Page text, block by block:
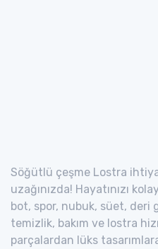
Söğütlü çeşme Lostra
uzağınızda! Hayatınızı
bot, spor, nubuk, süet, deri
temizlik, bakım ve lostra
parçalardan lüks